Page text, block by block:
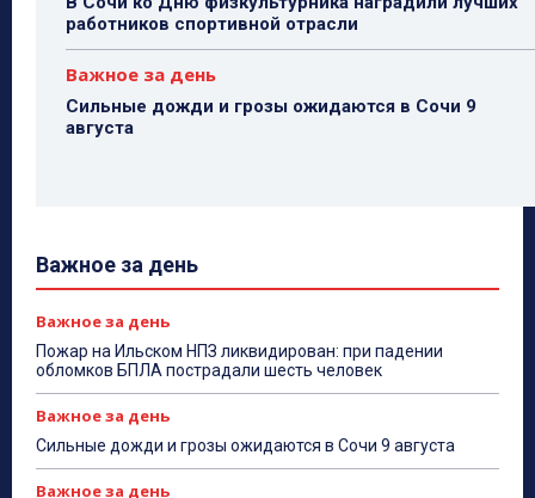
работников спортивной отрасли
Важное за день
Сильные дожди и грозы ожидаются в Сочи 9
августа
Важное за день
Важное за день
Пожар на Ильском НПЗ ликвидирован: при падении
обломков БПЛА пострадали шесть человек
Важное за день
Сильные дожди и грозы ожидаются в Сочи 9 августа
Важное за день